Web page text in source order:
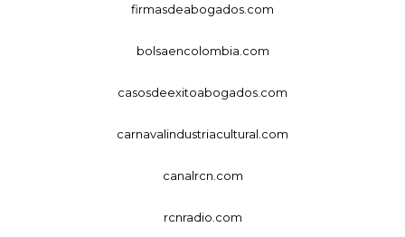
firmasdeabogados.com
bolsaencolombia.com
casosdeexitoabogados.com
carnavalindustriacultural.com
canalrcn.com
rcnradio.com